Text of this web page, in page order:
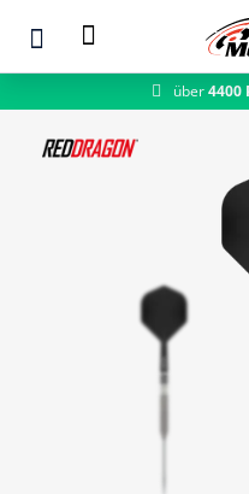
Zum Hauptinhalt4400 Produkte